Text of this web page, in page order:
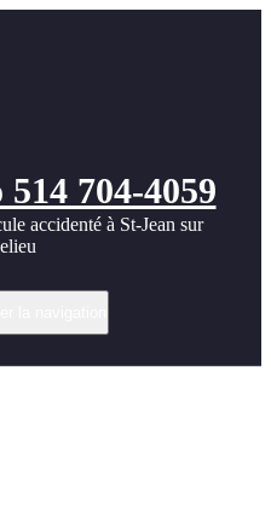
704-4059
accidenté à St-Jean sur